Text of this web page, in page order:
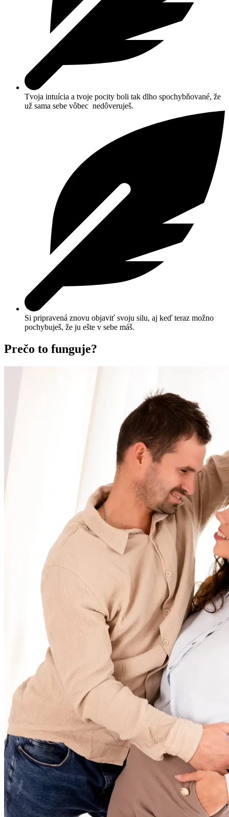
Tvoja intuícia a tvoje pocity boli tak dlho spochybňované, že
už sama sebe vôbec nedôveruješ.
Si pripravená znovu objaviť svoju silu, aj keď teraz možno
pochybuješ, že ju ešte v sebe máš.
Prečo to funguje?